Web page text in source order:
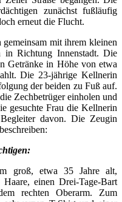
zunächst fußläufig
erneut die Flucht.
mit ihrem kleinen
in Richtung Innenstadt. Die
Getränke in Höhe von etwa
Die 23-jährige Kellnerin
der beiden zu Fuß auf.
Zechbetrüger einholen und
gesuchte Frau die Kellnerin
davon. Die Zeugin
groß, etwa 35 Jahre alt,
einen Drei-Tage-Bart
rechten Oberarm. Zum